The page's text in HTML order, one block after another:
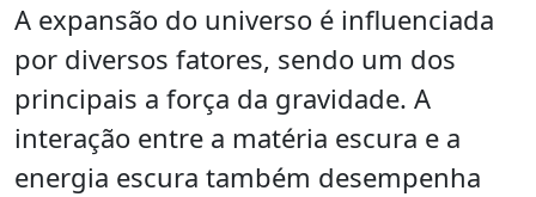
A expansão do universo é influenciada
por diversos fatores, sendo um dos
principais a força da gravidade. A
interação entre a matéria escura e a
energia escura também desempenha